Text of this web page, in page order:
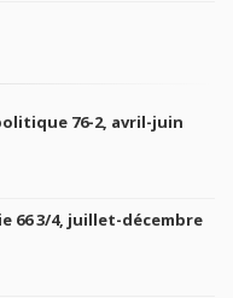
76-2, avril-juin
66 3/4, juillet-décembre